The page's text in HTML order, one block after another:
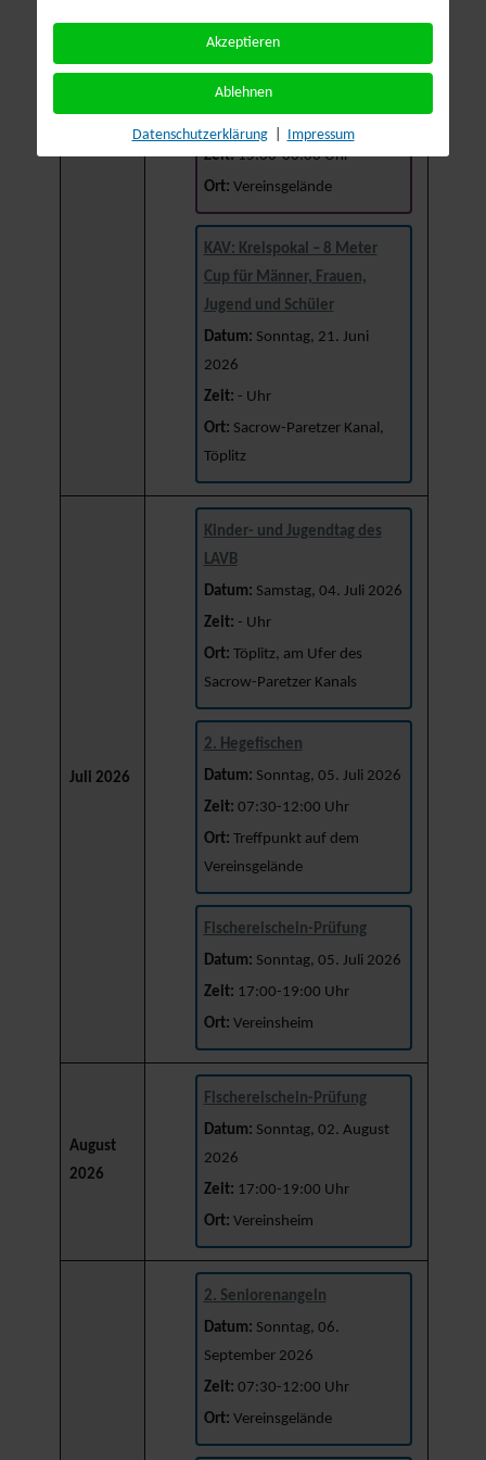
Sommerfest
Datum:Samstag, 20. Juni
2026
Zeit:15:00-00:00 Uhr
Ort: Vereinsgelände
KAV: Kreispokal – 8 Meter
Cup für Männer, Frauen,
Jugend und Schüler
Datum: Sonntag, 21. Juni
2026
Zeit: - Uhr
Ort: Sacrow-Paretzer Kanal,
Töplitz
Juli 2026
Kinder- und Jugendtag des
LAVB
Datum: Samstag, 04. Juli 2026
Zeit: - Uhr
Ort: Töplitz, am Ufer des
Sacrow-Paretzer Kanals
2. Hegefischen
Datum: Sonntag, 05. Juli 2026
Zeit: 07:30-12:00 Uhr
Ort: Treffpunkt auf dem
Vereinsgelände
Fischereischein-Prüfung
Datum: Sonntag, 05. Juli 2026
Zeit: 17:00-19:00 Uhr
Ort: Vereinsheim
August
2026
Fischereischein-Prüfung
Datum: Sonntag, 02. August
2026
Zeit: 17:00-19:00 Uhr
Ort: Vereinsheim
2. Seniorenangeln
Datum: Sonntag, 06.
September 2026
Zeit: 07:30-12:00 Uhr
Ort: Vereinsgelände
Akzeptieren
Ablehnen
Datenschutzerklärung Impressum